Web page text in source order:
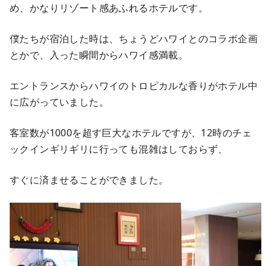
め、かなりリゾート感あふれるホテルです。
僕たちが宿泊した時は、ちょうどハワイとのコラボ企画
とかで、入った瞬間からハワイ感満載。
エントランスからハワイのトロピカルな香りがホテル中
に広がっていました。
客室数が1000を超す巨大なホテルですが、12時のチェ
ックインギリギリに行っても混雑はしておらず、
すぐに済ませることができました。